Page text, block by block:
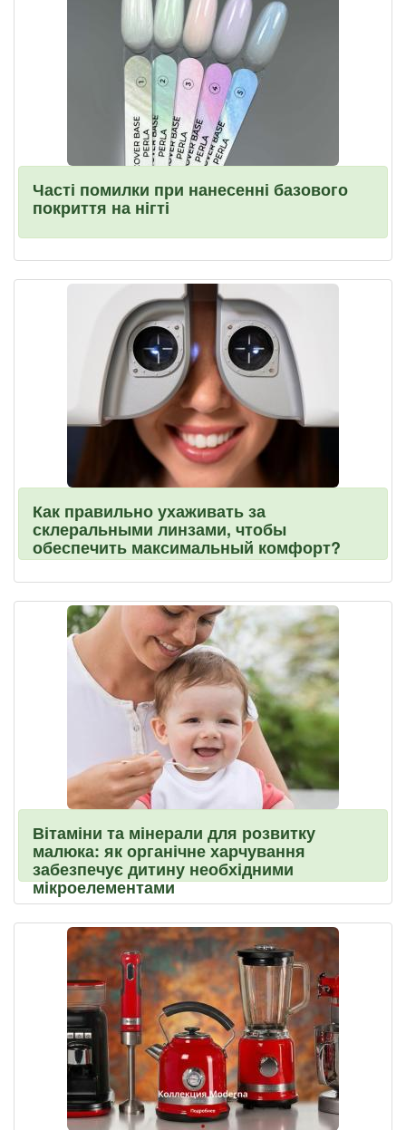
Часті помилки при нанесенні базового
покриття на нігті
Как правильно ухаживать за
склеральными линзами, чтобы
обеспечить максимальный комфорт?
Вітаміни та мінерали для розвитку
малюка: як органічне харчування
забезпечує дитину необхідними
мікроелементами